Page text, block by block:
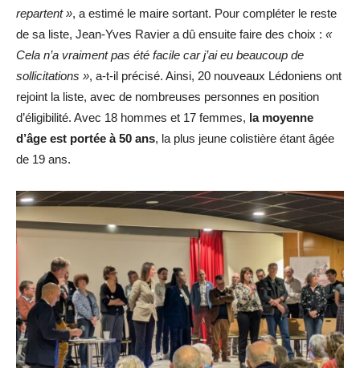
repartent », a estimé le maire sortant. Pour compléter le reste
de sa liste, Jean-Yves Ravier a dû ensuite faire des choix : «
Cela n’a vraiment pas été facile car j’ai eu beaucoup de
sollicitations », a-t-il précisé. Ainsi, 20 nouveaux Lédoniens ont
rejoint la liste, avec de nombreuses personnes en position
d’éligibilité. Avec 18 hommes et 17 femmes, la moyenne
d’âge est portée à 50 ans, la plus jeune colistière étant âgée
de 19 ans.